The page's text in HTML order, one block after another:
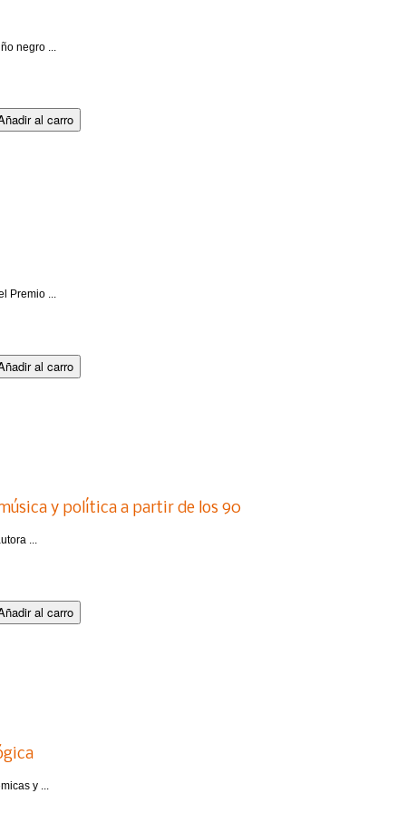
negro ...
Premio ...
y política a partir de los 90
...
y ...